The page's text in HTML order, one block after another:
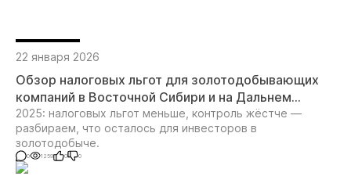
22 января 2026
Обзор налоговых льгот для золотодобывающих
компаний в Восточной Сибири и на Дальнем
Востоке
2025: налоговых льгот меньше, контроль жёстче —
разбираем, что осталось для инвесторов в
золотодобыче.
0 1259 0 0